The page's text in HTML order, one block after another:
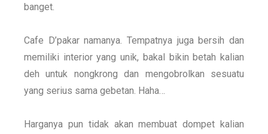
banget.
Cafe D’pakar namanya. Tempatnya juga bersih dan
memiliki interior yang unik, bakal bikin betah kalian
deh untuk nongkrong dan mengobrolkan sesuatu
yang serius sama gebetan. Haha…
Harganya pun tidak akan membuat dompet kalian